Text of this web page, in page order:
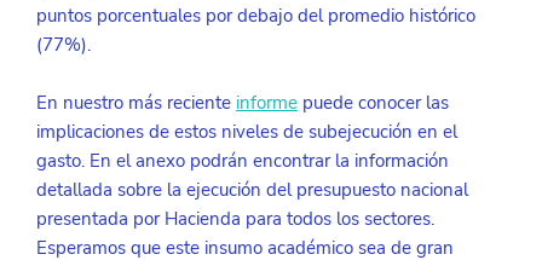
puntos porcentuales por debajo del promedio histórico
(77%).
En nuestro más reciente informe puede conocer las
implicaciones de estos niveles de subejecución en el
gasto. En el anexo podrán encontrar la información
detallada sobre la ejecución del presupuesto nacional
presentada por Hacienda para todos los sectores.
Esperamos que este insumo académico sea de gran